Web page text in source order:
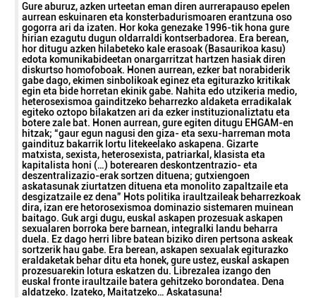
Gure aburuz, azken urteetan eman diren aurrerapauso epelen
aurrean eskuinaren eta konsterbadurismoaren erantzuna oso
gogorra ari da izaten. Hor koka genezake 1996-tik hona gure
hirian ezagutu dugun oldarraldi kontserbadorea. Era berean,
hor ditugu azken hilabeteko kale erasoak (Basaurikoa kasu)
edota komunikabideetan onargarritzat hartzen hasiak diren
diskurtso homofoboak. Honen aurrean, ezker bat norabiderik
gabe dago, ekimen sinbolikoak eginez eta egiturazko kritikak
egin eta bide horretan ekinik gabe. Nahita edo utzikeria medio,
heterosexismoa gainditzeko beharrezko aldaketa erradikalak
egiteko oztopo bilakatzen ari da ezker instituzionaliztatu eta
botere zale bat. Honen aurrean, gure egiten ditugu EHGAM-en
hitzak; “gaur egun nagusi den giza- eta sexu-harreman mota
gaindituz bakarrik lortu litekeelako askapena. Gizarte
matxista, sexista, heterosexista, patriarkal, klasista eta
kapitalista honi (…) boterearen deskontzentrazio- eta
deszentralizazio-erak sortzen dituena; gutxiengoen
askatasunak ziurtatzen dituena eta monolito zapaltzaile eta
desgizatzaile ez dena” Hots politika iraultzaileak beharrezkoak
dira, izan ere hetorosexismoa dominazio sistemaren muinean
baitago. Guk argi dugu, euskal askapen prozesuak askapen
sexualaren borroka bere barnean, integralki landu beharra
duela. Ez dago herri libre batean biziko diren pertsona askeak
sortzerik hau gabe. Era berean, askapen sexualak egiturazko
eraldaketak behar ditu eta honek, gure ustez, euskal askapen
prozesuarekin lotura eskatzen du. Librezalea izango den
euskal fronte iraultzaile batera gehitzeko borondatea. Dena
aldatzeko. Izateko, Maitatzeko… Askatasuna!